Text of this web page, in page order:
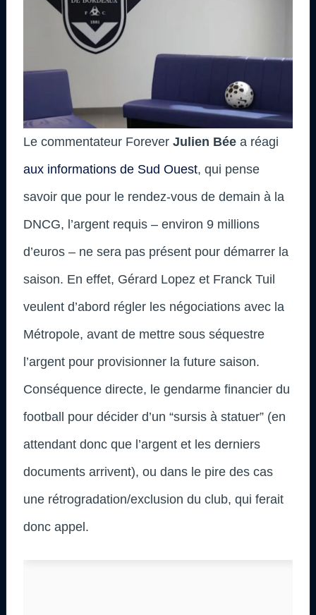
Le commentateur Forever Julien Bée a réagi
aux informations de Sud Ouest, qui pense
savoir que pour le rendez-vous de demain à la
DNCG, l’argent requis – environ 9 millions
d’euros – ne sera pas présent pour démarrer la
saison. En effet, Gérard Lopez et Franck Tuil
veulent d’abord régler les négociations avec la
Métropole, avant de mettre sous séquestre
l’argent pour provisionner la future saison.
Conséquence directe, le gendarme financier du
football pour décider d’un “sursis à statuer” (en
attendant donc que l’argent et les derniers
documents arrivent), ou dans le pire des cas
une rétrogradation/exclusion du club, qui ferait
donc appel.